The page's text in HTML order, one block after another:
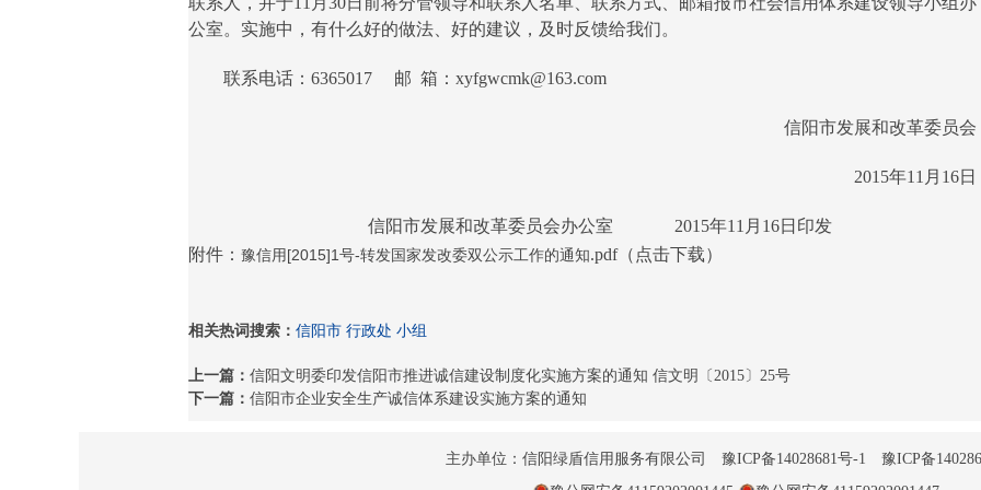
公室。实施中，有什么好的做法、好的建议，及时反馈给我们。
联系电话：6365017 邮 箱：xyfgwcmk@163.com
信阳市发展和改革委员会
2015年11月16日
信阳市发展和改革委员会办公室 2015年11月16日印发
附件： 豫信用[2015]1号-转发国家发改委双公示工作的通知.pdf（点击下载）
相关热词搜索： 信阳市 行政处 小组
上一篇： 信阳文明委印发信阳市推进诚信建设制度化实施方案的通知 信文明〔2015〕25号
下一篇： 信阳市企业安全生产诚信体系建设实施方案的通知
主办单位：信阳绿盾信用服务有限公司 豫ICP备14028681号-1
豫ICP备